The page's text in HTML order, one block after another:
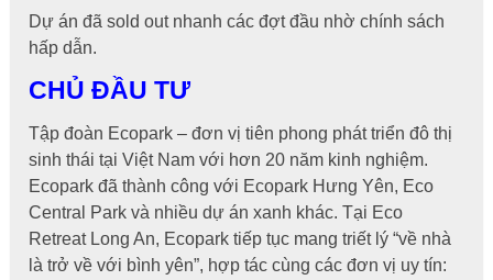
Dự án đã sold out nhanh các đợt đầu nhờ chính sách
hấp dẫn.
CHỦ ĐẦU TƯ
Tập đoàn Ecopark – đơn vị tiên phong phát triển đô thị
sinh thái tại Việt Nam với hơn 20 năm kinh nghiệm.
Ecopark đã thành công với Ecopark Hưng Yên, Eco
Central Park và nhiều dự án xanh khác. Tại Eco
Retreat Long An, Ecopark tiếp tục mang triết lý “về nhà
là trở về với bình yên”, hợp tác cùng các đơn vị uy tín: